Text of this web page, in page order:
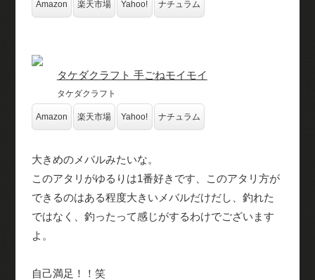
Amazon 楽天市場 Yahoo! ナチュラム
タケダクラフト 手ごねモイモイ
タケダクラフト
Amazon 楽天市場 Yahoo! ナチュラム
大きめのメバルみたいな。
このアタリがゆるりは1番好きです、このアタリ方が
できるのはある程度大きいメバルだけだし、釣れた
ではなく、釣ったって感じがするわけでございます
よ。
自己満足！！笑